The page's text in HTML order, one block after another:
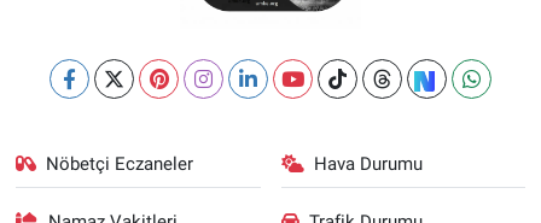
Nöbetçi Eczaneler Hava Durumu